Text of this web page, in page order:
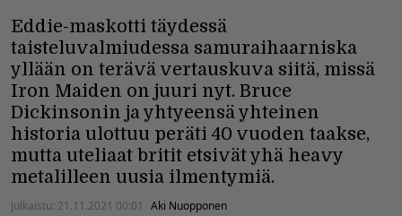
Eddie-maskotti täydessä
taisteluvalmiudessa samuraihaarniska
yllään on terävä vertauskuva siitä, missä
Iron Maiden on juuri nyt. Bruce
Dickinsonin ja yhtyeensä yhteinen
historia ulottuu peräti 40 vuoden taakse,
mutta uteliaat britit etsivät yhä heavy
metalilleen uusia ilmentymiä.
Julkaistu: 21.11.2021 00:01 Aki Nuopponen